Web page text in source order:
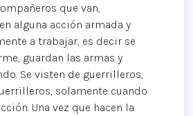
que van,
alguna acción armada y
a trabajar, es decir se
guardan las armas y
Se visten de guerrilleros,
solamente cuando
Una vez que hacen la